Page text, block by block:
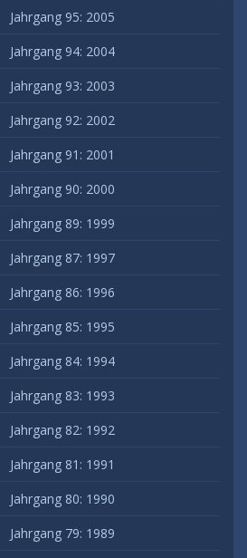
Jahrgang 95: 2005
Jahrgang 94: 2004
Jahrgang 93: 2003
Jahrgang 92: 2002
Jahrgang 91: 2001
Jahrgang 90: 2000
Jahrgang 89: 1999
Jahrgang 87: 1997
Jahrgang 86: 1996
Jahrgang 85: 1995
Jahrgang 84: 1994
Jahrgang 83: 1993
Jahrgang 82: 1992
Jahrgang 81: 1991
Jahrgang 80: 1990
Jahrgang 79: 1989